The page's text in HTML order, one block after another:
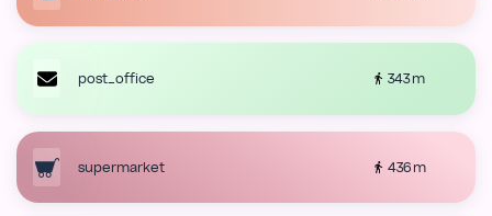
post_office 343 m
supermarket 436 m